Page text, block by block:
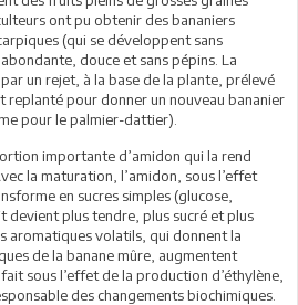
ont pu obtenir des bananiers
(qui se développent sans
douce et sans pépins. La
un rejet, à la base de la plante, prélevé
replanté pour donner un nouveau bananier
pour le palmier-dattier).
importante d’amidon qui la rend
la maturation, l’amidon, sous l’effet
en sucres simples (glucose,
devient plus tendre, plus sucré et plus
aromatiques volatils, qui donnent la
de la banane mûre, augmentent
sous l’effet de la production d’éthylène,
des changements biochimiques.